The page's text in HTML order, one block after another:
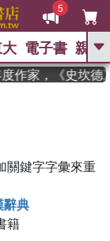
5
GO
臺灣漫遊錄
大的迷走神經
電子書 親子
作家，《史坎德
關鍵字字彙來重
典
籍